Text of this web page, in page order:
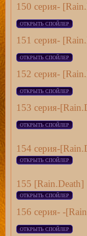
150 серия-
151 серия-
152 серия-
153 серия-
154 серия-
155 [Rain.Death]
156 серия- -